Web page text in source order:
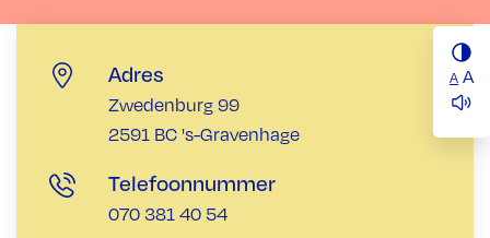
A A
Adres
Zwedenburg 99
2591 BC 's-Gravenhage
Telefoonnummer
070 381 40 54